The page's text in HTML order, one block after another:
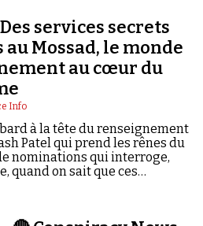
Des services secrets
Mossad, le monde
au cœur du
Info
à la tête du renseignement
Patel qui prend les rênes du
nominations qui interroge,
quand on sait que ces